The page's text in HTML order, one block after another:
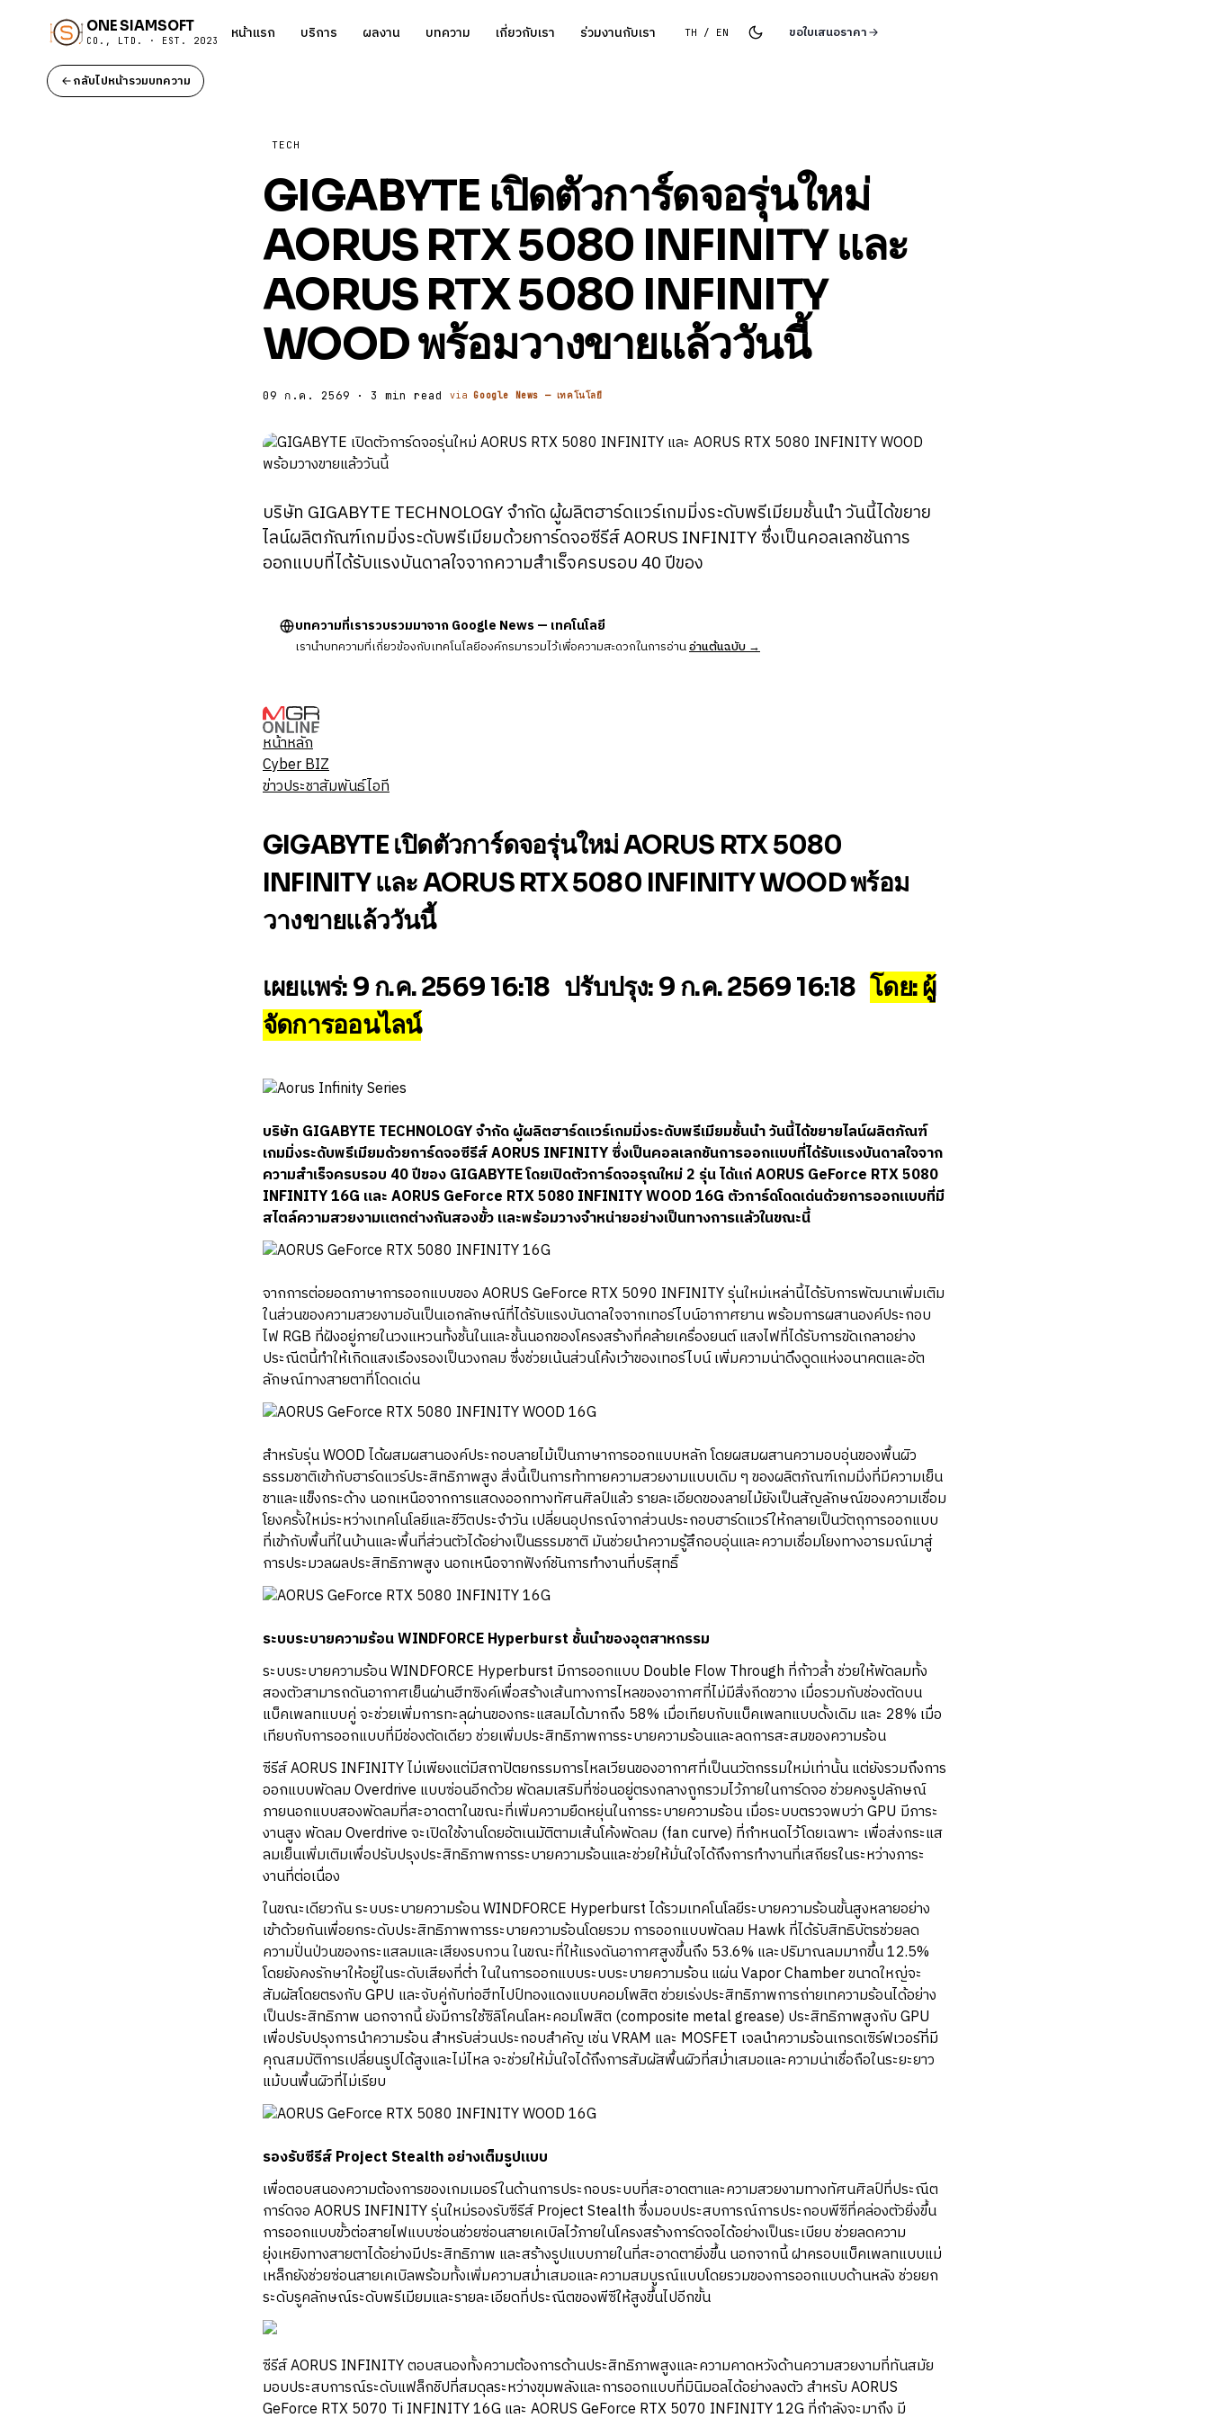
ONE SIAMSOFT
CO., LTD. · EST. 2023 หน้าแรก บริการ ผลงาน บทความ เกี่ยวกับเรา ร่วมงานกับเรา TH / EN ขอใบเสนอราคา
กลับไปหน้ารวมบทความ
TECH
GIGABYTE เปิดตัวการ์ดจอรุ่นใหม่
AORUS RTX 5080 INFINITY และ
AORUS RTX 5080 INFINITY
WOOD พร้อมวางขายแล้ววันนี้
09 ก.ค. 2569 · 3 min read viaGoogle News — เทคโนโลยี
บริษัท GIGABYTE TECHNOLOGY จำกัด ผู้ผลิตฮาร์ดแวร์เกมมิ่งระดับพรีเมียมชั้นนำ วันนี้ได้ขยาย
ไลน์ผลิตภัณฑ์เกมมิ่งระดับพรีเมียมด้วยการ์ดจอซีรีส์ AORUS INFINITY ซึ่งเป็นคอลเลกชันการ
ออกแบบที่ได้รับแรงบันดาลใจจากความสำเร็จครบรอบ 40 ปีของ
บทความที่เรารวบรวมมาจาก Google News — เทคโนโลยี
เรานำบทความที่เกี่ยวข้องกับเทคโนโลยีองค์กรมารวมไว้เพื่อความสะดวกในการอ่านอ่านต้นฉบับ →
หน้าหลัก
Cyber BIZ
ข่าวประชาสัมพันธ์ไอที
GIGABYTE เปิดตัวการ์ดจอรุ่นใหม่ AORUS RTX 5080
INFINITY และ AORUS RTX 5080 INFINITY WOOD พร้อม
วางขายแล้ววันนี้
เผยแพร่: 9 ก.ค. 2569 16:18 ปรับปรุง: 9 ก.ค. 2569 16:18 โดย: ผู้
จัดการออนไลน์
บริษัท GIGABYTE TECHNOLOGY จำกัด ผู้ผลิตฮาร์ดแวร์เกมมิ่งระดับพรีเมียมชั้นนำ วันนี้ได้ขยายไลน์ผลิตภัณฑ์
เกมมิ่งระดับพรีเมียมด้วยการ์ดจอซีรีส์ AORUS INFINITY ซึ่งเป็นคอลเลกชันการออกแบบที่ได้รับแรงบันดาลใจจาก
ความสำเร็จครบรอบ 40 ปีของ GIGABYTE โดยเปิดตัวการ์ดจอรุณใหม่ 2 รุ่น ได้แก่ AORUS GeForce RTX 5080
INFINITY 16G และ AORUS GeForce RTX 5080 INFINITY WOOD 16G ตัวการ์ดโดดเด่นด้วยการออกแบบที่มี
สไตล์ความสวยงามแตกต่างกันสองขั้ว และพร้อมวางจำหน่ายอย่างเป็นทางการแล้วในขณะนี้
จากการต่อยอดภาษาการออกแบบของ AORUS GeForce RTX 5090 INFINITY รุ่นใหม่เหล่านี้ได้รับการพัฒนาเพิ่มเติม
ในส่วนของความสวยงามอันเป็นเอกลักษณ์ที่ได้รับแรงบันดาลใจจากเทอร์ไบน์อากาศยาน พร้อมการผสานองค์ประกอบ
ไฟ RGB ที่ฝังอยู่ภายในวงแหวนทั้งชั้นในและชั้นนอกของโครงสร้างที่คล้ายเครื่องยนต์ แสงไฟที่ได้รับการขัดเกลาอย่าง
ประณีตนี้ทำให้เกิดแสงเรืองรองเป็นวงกลม ซึ่งช่วยเน้นส่วนโค้งเว้าของเทอร์ไบน์ เพิ่มความน่าดึงดูดแห่งอนาคตและอัต
ลักษณ์ทางสายตาที่โดดเด่น
สำหรับรุ่น WOOD ได้ผสมผสานองค์ประกอบลายไม้เป็นภาษาการออกแบบหลัก โดยผสมผสานความอบอุ่นของพื้นผิว
ธรรมชาติเข้ากับฮาร์ดแวร์ประสิทธิภาพสูง สิ่งนี้เป็นการท้าทายความสวยงามแบบเดิม ๆ ของผลิตภัณฑ์เกมมิ่งที่มีความเย็น
ชาและแข็งกระด้าง นอกเหนือจากการแสดงออกทางทัศนศิลป์แล้ว รายละเอียดของลายไม้ยังเป็นสัญลักษณ์ของความเชื่อม
โยงครั้งใหม่ระหว่างเทคโนโลยีและชีวิตประจำวัน เปลี่ยนอุปกรณ์จากส่วนประกอบฮาร์ดแวร์ให้กลายเป็นวัตถุการออกแบบ
ที่เข้ากับพื้นที่ในบ้านและพื้นที่ส่วนตัวได้อย่างเป็นธรรมชาติ มันช่วยนำความรู้สึกอบอุ่นและความเชื่อมโยงทางอารมณ์มาสู่
การประมวลผลประสิทธิภาพสูง นอกเหนือจากฟังก์ชันการทำงานที่บริสุทธิ์
ระบบระบายความร้อน WINDFORCE Hyperburst ชั้นนำของอุตสาหกรรม
ระบบระบายความร้อน WINDFORCE Hyperburst มีการออกแบบ Double Flow Through ที่ก้าวล้ำ ช่วยให้พัดลมทั้ง
สองตัวสามารถดันอากาศเย็นผ่านฮีทซิงค์เพื่อสร้างเส้นทางการไหลของอากาศที่ไม่มีสิ่งกีดขวาง เมื่อรวมกับช่องตัดบน
แบ็คเพลทแบบคู่ จะช่วยเพิ่มการทะลุผ่านของกระแสลมได้มากถึง 58% เมื่อเทียบกับแบ็คเพลทแบบดั้งเดิม และ 28% เมื่อ
เทียบกับการออกแบบที่มีช่องตัดเดียว ช่วยเพิ่มประสิทธิภาพการระบายความร้อนและลดการสะสมของความร้อน
ซีรีส์ AORUS INFINITY ไม่เพียงแต่มีสถาปัตยกรรมการไหลเวียนของอากาศที่เป็นนวัตกรรมใหม่เท่านั้น แต่ยังรวมถึงการ
ออกแบบพัดลม Overdrive แบบซ่อนอีกด้วย พัดลมเสริมที่ซ่อนอยู่ตรงกลางถูกรวมไว้ภายในการ์ดจอ ช่วยคงรูปลักษณ์
ภายนอกแบบสองพัดลมที่สะอาดตาในขณะที่เพิ่มความยืดหยุ่นในการระบายความร้อน เมื่อระบบตรวจพบว่า GPU มีภาระ
งานสูง พัดลม Overdrive จะเปิดใช้งานโดยอัตเนมัติตามเส้นโค้งพัดลม (fan curve) ที่กำหนดไว้โดยเฉพาะ เพื่อส่งกระแส
ลมเย็นเพิ่มเติมเพื่อปรับปรุงประสิทธิภาพการระบายความร้อนและช่วยให้มั่นใจได้ถึงการทำงานที่เสถียรในระหว่างภาระ
งานที่ต่อเนื่อง
ในขณะเดียวกัน ระบบระบายความร้อน WINDFORCE Hyperburst ได้รวมเทคโนโลยีระบายความร้อนขั้นสูงหลายอย่าง
เข้าด้วยกันเพื่อยกระดับประสิทธิภาพการระบายความร้อนโดยรวม การออกแบบพัดลม Hawk ที่ได้รับสิทธิบัตรช่วยลด
ความปั่นป่วนของกระแสลมและเสียงรบกวน ในขณะที่ให้แรงดันอากาศสูงขึ้นถึง 53.6% และปริมาณลมมากขึ้น 12.5%
โดยยังคงรักษาให้อยู่ในระดับเสียงที่ต่ำ ในในการออกแบบระบบระบายความร้อน แผ่น Vapor Chamber ขนาดใหญ่จะ
สัมผัสโดยตรงกับ GPU และจับคู่กับท่อฮีทไปป์ทองแดงแบบคอมโพสิต ช่วยเร่งประสิทธิภาพการถ่ายเทความร้อนได้อย่าง
เป็นประสิทธิภาพ นอกจากนี้ ยังมีการใช้ซิลิโคนโลหะคอมโพสิต (composite metal grease) ประสิทธิภาพสูงกับ GPU
เพื่อปรับปรุงการนำความร้อน สำหรับส่วนประกอบสำคัญ เช่น VRAM และ MOSFET เจลนำความร้อนเกรดเซิร์ฟเวอร์ที่มี
คุณสมบัติการเปลี่ยนรูปได้สูงและไม่ไหล จะช่วยให้มั่นใจได้ถึงการสัมผัสพื้นผิวที่สม่ำเสมอและความน่าเชื่อถือในระยะยาว
แม้บนพื้นผิวที่ไม่เรียบ
รองรับซีรีส์ Project Stealth อย่างเต็มรูปแบบ
เพื่อตอบสนองความต้องการของเกมเมอร์ในด้านการประกอบระบบที่สะอาดตาและความสวยงามทางทัศนศิลป์ที่ประณีต
การ์ดจอ AORUS INFINITY รุ่นใหม่รองรับซีรีส์ Project Stealth ซึ่งมอบประสบการณ์การประกอบพีซีที่คล่องตัวยิ่งขึ้น
การออกแบบขั้วต่อสายไฟแบบซ่อนช่วยซ่อนสายเคเบิลไว้ภายในโครงสร้างการ์ดจอได้อย่างเป็นระเบียบ ช่วยลดความ
ยุ่งเหยิงทางสายตาได้อย่างมีประสิทธิภาพ และสร้างรูปแบบภายในที่สะอาดตายิ่งขึ้น นอกจากนี้ ฝาครอบแบ็คเพลทแบบแม่
เหล็กยังช่วยซ่อนสายเคเบิลพร้อมทั้งเพิ่มความสม่ำเสมอและความสมบูรณ์แบบโดยรวมของการออกแบบด้านหลัง ช่วยยก
ระดับรูคลักษณ์ระดับพรีเมียมและรายละเอียดที่ประณีตของพีซีให้สูงขึ้นไปอีกขั้น
ซีรีส์ AORUS INFINITY ตอบสนองทั้งความต้องการด้านประสิทธิภาพสูงและความคาดหวังด้านความสวยงามที่ทันสมัย
มอบประสบการณ์ระดับแฟล็กชิปที่สมดุลระหว่างขุมพลังและการออกแบบที่มินิมอลได้อย่างลงตัว สำหรับ AORUS
GeForce RTX 5070 Ti INFINITY 16G และ AORUS GeForce RTX 5070 INFINITY 12G ที่กำลังจะมาถึง มี